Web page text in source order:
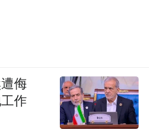
侮
作